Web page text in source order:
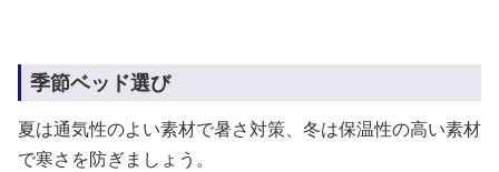
季節ベッド選び
夏は通気性のよい素材で暑さ対策、冬は保温性の高い素材
で寒さを防ぎましょう。